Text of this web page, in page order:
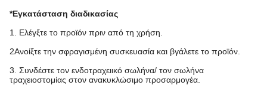
*Εγκατάσταση διαδικασίας
1. Ελέγξτε το προϊόν πριν από τη χρήση.
2Ανοίξτε την σφραγισμένη συσκευασία και βγάλετε το προϊόν.
3. Συνδέστε τον ενδοτραχειικό σωλήνα/ τον σωλήνα
τραχειοστομίας στον ανακυκλώσιμο προσαρμογέα.